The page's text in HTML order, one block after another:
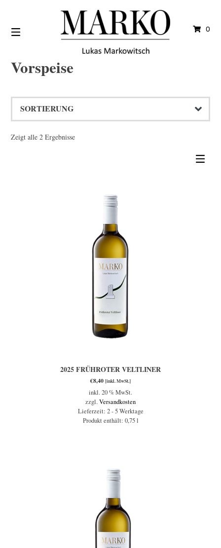
0
Vorspeise
Zeigt alle 2 Ergebnisse
2025 FRÜHROTER VELTLINER
€8,40 [inkl. MwSt.]
inkl. 20 % MwSt.
zzgl.Versandkosten
Lieferzeit: 2 - 5 Werktage
Produkt enthält: 0,75l